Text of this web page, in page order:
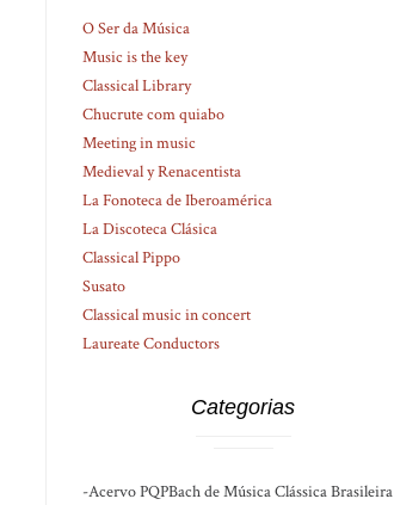
O Ser da Música
Music is the key
Classical Library
Chucrute com quiabo
Meeting in music
Medieval y Renacentista
La Fonoteca de Iberoamérica
La Discoteca Clásica
Classical Pippo
Susato
Classical music in concert
Laureate Conductors
Categorias
-Acervo PQPBach de Música Clássica Brasileira